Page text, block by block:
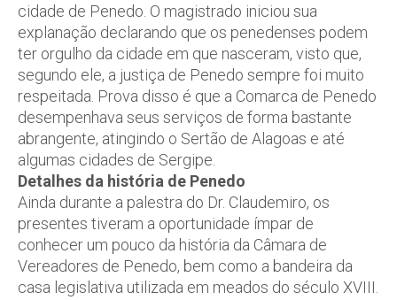
cidade de Penedo. O magistrado iniciou sua
explanação declarando que os penedenses podem
ter orgulho da cidade em que nasceram, visto que,
segundo ele, a justiça de Penedo sempre foi muito
respeitada. Prova disso é que a Comarca de Penedo
desempenhava seus serviços de forma bastante
abrangente, atingindo o Sertão de Alagoas e até
algumas cidades de Sergipe.
Detalhes da história de Penedo
Ainda durante a palestra do Dr. Claudemiro, os
presentes tiveram a oportunidade ímpar de
conhecer um pouco da história da Câmara de
Vereadores de Penedo, bem como a bandeira da
casa legislativa utilizada em meados do século XVIII.